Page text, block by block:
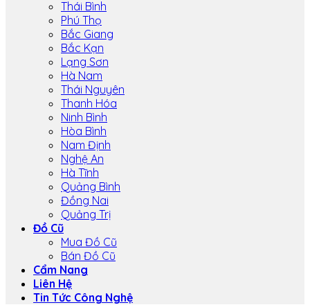
Thái Bình
Phú Thọ
Bắc Giang
Bắc Kạn
Lạng Sơn
Hà Nam
Thái Nguyên
Thanh Hóa
Ninh Bình
Hòa Bình
Nam Định
Nghệ An
Hà Tĩnh
Quảng Bình
Đồng Nai
Quảng Trị
Đồ Cũ
Mua Đồ Cũ
Bán Đồ Cũ
Cẩm Nang
Liên Hệ
Tin Tức Công Nghệ